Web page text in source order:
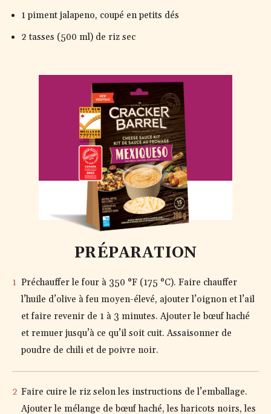
1 piment jalapeno, coupé en petits dés
2 tasses (500 ml) de riz sec
MEXIQUESO
PRÉPARATION
Préchauffer le four à 350 °F (175 °C). Faire chauffer
l’huile d’olive à feu moyen-élevé, ajouter l’oignon et l’ail
et faire revenir de 1 à 3 minutes. Ajouter le bœuf haché
et remuer jusqu’à ce qu’il soit cuit. Assaisonner de
poudre de chili et de poivre noir.
Faire cuire le riz selon les instructions de l’emballage.
Ajouter le mélange de bœuf haché, les haricots noirs, les